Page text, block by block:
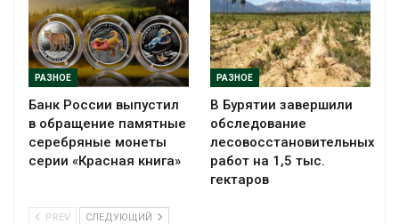
РАЗНОЕ
Банк России выпустил
в обращение памятные
серебряные монеты
серии «Красная книга»
РАЗНОЕ
В Бурятии завершили
обследование
лесовосстановительных
работ на 1,5 тыс.
гектаров
PREV СЛЕДУЮЩИЙ